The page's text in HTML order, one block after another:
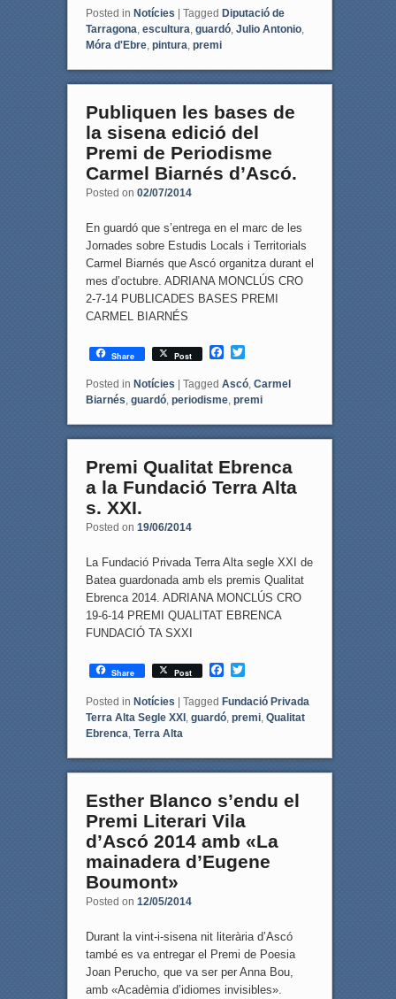
c
e
b
o
k
i
t
t
r
Posted in Notícies Tagged Diputació de
Tarragona, escultura, guardó, Julio Antonio,
Móra d'Ebre, pintura, premi
Publiquen les bases de
la sisena edició del
Premi de Periodisme
Carmel Biarnés d’Ascó.
Posted on 02/07/2014
En guardó que s’entrega en el marc de les
Jornades sobre Estudis Locals i Territorials
Carmel Biarnés que Ascó organitza durant el
mes d’octubre. ADRIANA MONCLÚS CRO
2-7-14 PUBLICADES BASES PREMI
CARMEL BIARNÉS
Share Post
F
c
e
b
o
o
T
i
t
t
e
r
Posted in Notícies Tagged Ascó, Carmel
Biarnés, guardó, periodisme, premi
Premi Qualitat Ebrenca
a la Fundació Terra Alta
s. XXI.
Posted on 19/06/2014
La Fundació Privada Terra Alta segle XXI de
Batea guardonada amb els premis Qualitat
Ebrenca 2014. ADRIANA MONCLÚS CRO
19-6-14 PREMI QUALITAT EBRENCA
FUNDACIÓ TA SXXI
Share Post
F
c
e
b
o
k
T
i
t
t
r
Posted in Notícies | Tagged Fundació Privada
Terra Alta Segle XXI, guardó, premi, Qualitat
Ebrenca Terra Alta
Esther Blanco s’endu el
Premi Literari Vila
d’Ascó 2014 amb «La
mainadera d’Eugene
Boumont»
Posted on 12/05/2014
Durant la vint-i-sisena nit literària d’Ascó
també es va entregar el Premi de Poesia
Joan Perucho, que va ser per Anna Bou,
amb «Acadèmia d’idiomes invisibles».